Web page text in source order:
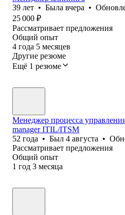
39 лет • Была вчера •
25 000 ₽
Рассматривает предложения
Общий опыт
4 года 5 месяцев
Другие резюме
Ещё 1 резюме
Менеджер процесса
manager ITIL/ITSM
52 года • Был 4 августа •
Рассматривает предложения
Общий опыт
1 год 3 месяца